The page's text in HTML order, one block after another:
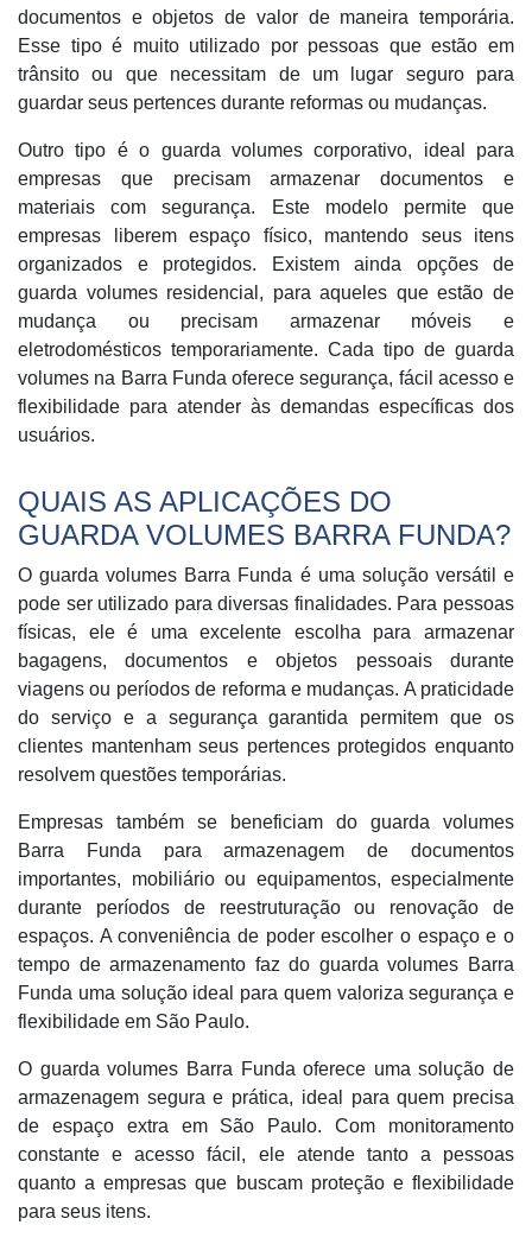
documentos e objetos de valor de maneira temporária.
Esse tipo é muito utilizado por pessoas que estão em
trânsito ou que necessitam de um lugar seguro para
guardar seus pertences durante reformas ou mudanças.
Outro tipo é o guarda volumes corporativo, ideal para
empresas que precisam armazenar documentos e
materiais com segurança. Este modelo permite que
empresas liberem espaço físico, mantendo seus itens
organizados e protegidos. Existem ainda opções de
guarda volumes residencial, para aqueles que estão de
mudança ou precisam armazenar móveis e
eletrodomésticos temporariamente. Cada tipo de guarda
volumes na Barra Funda oferece segurança, fácil acesso e
flexibilidade para atender às demandas específicas dos
usuários.
QUAIS AS APLICAÇÕES DO
GUARDA VOLUMES BARRA FUNDA?
O guarda volumes Barra Funda é uma solução versátil e
pode ser utilizado para diversas finalidades. Para pessoas
físicas, ele é uma excelente escolha para armazenar
bagagens, documentos e objetos pessoais durante
viagens ou períodos de reforma e mudanças. A praticidade
do serviço e a segurança garantida permitem que os
clientes mantenham seus pertences protegidos enquanto
resolvem questões temporárias.
Empresas também se beneficiam do guarda volumes
Barra Funda para armazenagem de documentos
importantes, mobiliário ou equipamentos, especialmente
durante períodos de reestruturação ou renovação de
espaços. A conveniência de poder escolher o espaço e o
tempo de armazenamento faz do guarda volumes Barra
Funda uma solução ideal para quem valoriza segurança e
flexibilidade em São Paulo.
O guarda volumes Barra Funda oferece uma solução de
armazenagem segura e prática, ideal para quem precisa
de espaço extra em São Paulo. Com monitoramento
constante e acesso fácil, ele atende tanto a pessoas
quanto a empresas que buscam proteção e flexibilidade
para seus itens.